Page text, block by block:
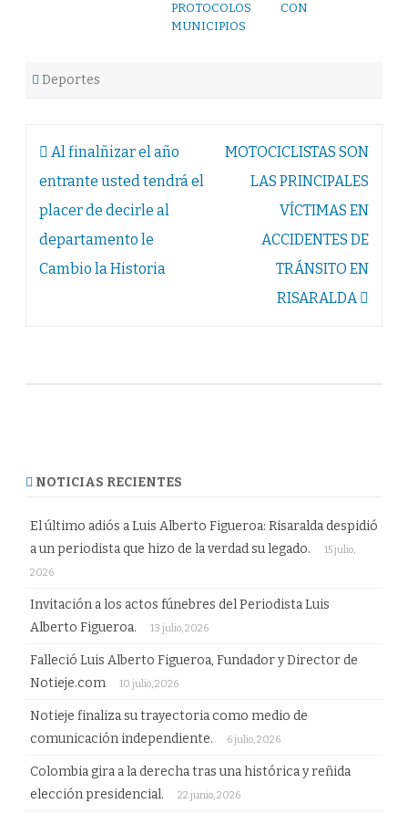
PROTOCOLOS CON
MUNICIPIOS
Deportes
Navegación
de
entradas
Al finalñizar el año
entrante usted tendrá el
placer de decirle al
departamento le
Cambio la Historia
MOTOCICLISTAS SON
LAS PRINCIPALES
VÍCTIMAS EN
ACCIDENTES DE
TRÁNSITO EN
RISARALDA
NOTICIAS RECIENTES
El último adiós a Luis Alberto Figueroa: Risaralda despidió
a un periodista que hizo de la verdad su legado.
15 julio,
2026
Invitación a los actos fúnebres del Periodista Luis
Alberto Figueroa.
13 julio, 2026
Falleció Luis Alberto Figueroa, Fundador y Director de
Notieje.com
10 julio, 2026
Notieje finaliza su trayectoria como medio de
comunicación independiente.
6 julio, 2026
Colombia gira a la derecha tras una histórica y reñida
elección presidencial.
22 junio, 2026